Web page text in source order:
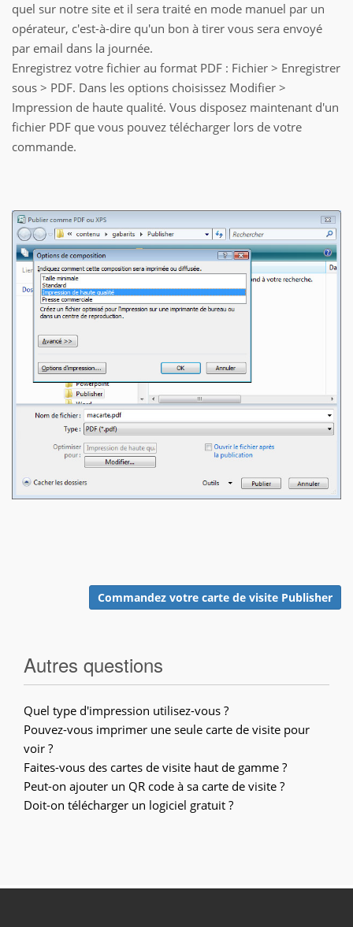
quel sur notre site et il sera traité en mode manuel par un
opérateur, c'est-à-dire qu'un bon à tirer vous sera envoyé
par email dans la journée.
Enregistrez votre fichier au format PDF : Fichier > Enregistrer
sous > PDF. Dans les options choisissez Modifier >
Impression de haute qualité. Vous disposez maintenant d'un
fichier PDF que vous pouvez télécharger lors de votre
commande.
Commandez votre carte de visite Publisher
Autres questions
Quel type d'impression utilisez-vous ?
Pouvez-vous imprimer une seule carte de visite pour
voir ?
Faites-vous des cartes de visite haut de gamme ?
Peut-on ajouter un QR code à sa carte de visite ?
Doit-on télécharger un logiciel gratuit ?